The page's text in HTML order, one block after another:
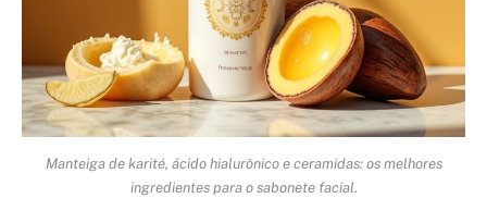
Manteiga de karité, ácido hialurônico e ceramidas: os melhores
ingredientes para o sabonete facial.